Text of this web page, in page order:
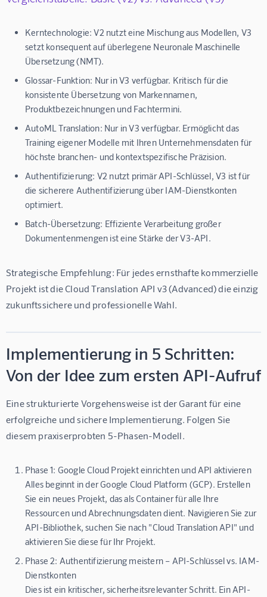
Kerntechnologie: V2 nutzt eine Mischung aus Modellen, V3
setzt konsequent auf überlegene Neuronale Maschinelle
Übersetzung (NMT).
Glossar-Funktion: Nur in V3 verfügbar. Kritisch für die
konsistente Übersetzung von Markennamen,
Produktbezeichnungen und Fachtermini.
AutoML Translation: Nur in V3 verfügbar. Ermöglicht das
Training eigener Modelle mit Ihren Unternehmensdaten für
höchste branchen- und kontextspezifische Präzision.
Authentifizierung: V2 nutzt primär API-Schlüssel, V3 ist für
die sicherere Authentifizierung über IAM-Dienstkonten
optimiert.
Batch-Übersetzung: Effiziente Verarbeitung großer
Dokumentenmengen ist eine Stärke der V3-API.
Strategische Empfehlung: Für jedes ernsthafte kommerzielle
Projekt ist die Cloud Translation API v3 (Advanced) die einzig
zukunftssichere und professionelle Wahl.
Implementierung in 5 Schritten:
Von der Idee zum ersten API-Aufruf
Eine strukturierte Vorgehensweise ist der Garant für eine
erfolgreiche und sichere Implementierung. Folgen Sie
diesem praxiserprobten 5-Phasen-Modell.
Phase 1: Google Cloud Projekt einrichten und API aktivieren
Alles beginnt in der Google Cloud Platform (GCP). Erstellen
Sie ein neues Projekt, das als Container für alle Ihre
Ressourcen und Abrechnungsdaten dient. Navigieren Sie zur
API-Bibliothek, suchen Sie nach "Cloud Translation API" und
aktivieren Sie diese für Ihr Projekt.
Phase 2: Authentifizierung meistern – API-Schlüssel vs. IAM-
Dienstkonten
Dies ist ein kritischer, sicherheitsrelevanter Schritt. Ein API-